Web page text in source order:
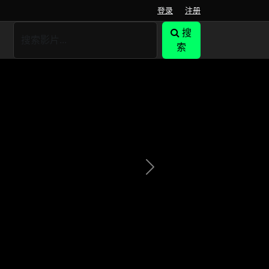
登录 注册
搜
索